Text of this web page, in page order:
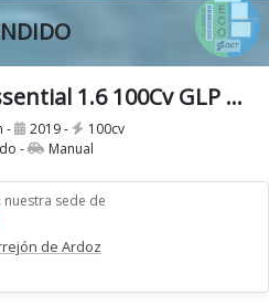
Dacia Dokker Van Essential 1.6 100Cv GLP Híbrido Etiqueta ECO
- 2019 -
100cv
-
Manual
nuestra sede de
de Ardoz